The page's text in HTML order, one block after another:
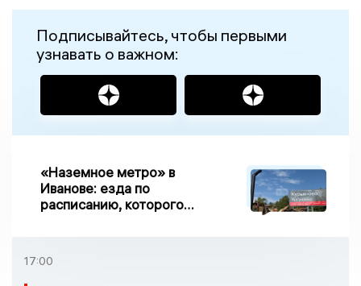
Подписывайтесь, чтобы первыми
узнавать о важном:
«Наземное метро» в
Иванове: езда по
расписанию, которого
17:00